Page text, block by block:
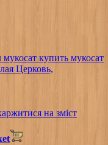
купить мукосат
Церковь,
на зміст